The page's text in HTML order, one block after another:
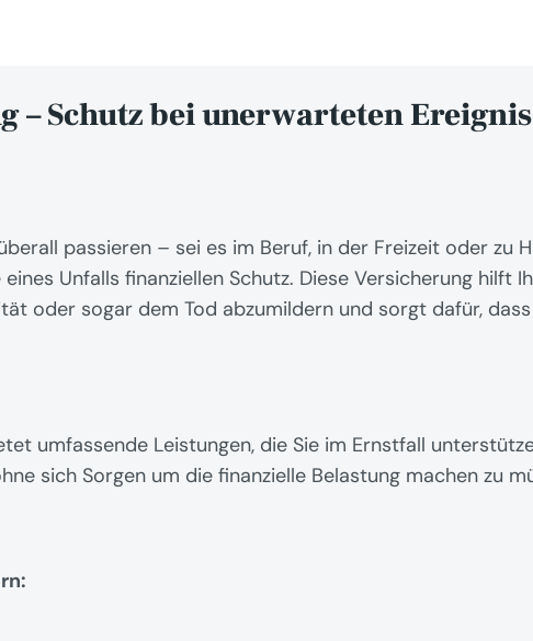
– Schutz bei unerwarteten
passieren – sei es im Beruf, in der Freizeit oder zu
Unfalls finanziellen Schutz. Diese Versicherung hilft
oder sogar dem Tod abzumildern und sorgt dafür,
umfassende Leistungen, die Sie im Ernstfall
sich Sorgen um die finanzielle Belastung machen zu